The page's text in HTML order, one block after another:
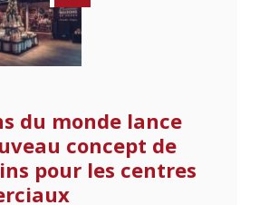
du monde lance
concept de
pour les centres